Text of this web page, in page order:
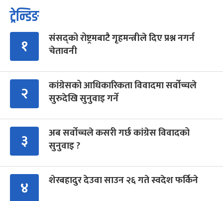
ट्रेन्डिङ
१
संसद्को रोष्ट्रमबाटै गृहमन्त्रीले दिए प्रश्न नगर्न
चेतावनी
२
कांग्रेसको आधिकारिकता विवादमा सर्वोच्चले
सुरुदेखि सुनुवाइ गर्ने
३
अब सर्वोच्चले कसरी गर्छ कांग्रेस विवादको
सुनुवाइ ?
४ शेरबहादुर देउवा साउन २६ गते स्वदेश फर्किने